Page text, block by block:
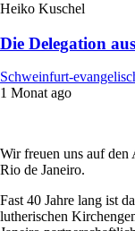
Heiko Kuschel
Die Delegation
Schweinfurt-
1 Monat ago
Wir freuen uns auf den
Rio de Janeiro.
Fast 40 Jahre lang ist
lutherischen